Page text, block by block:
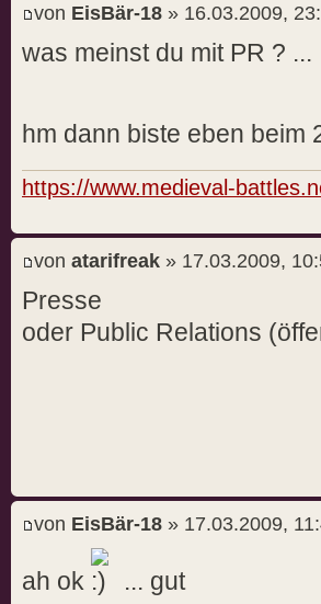
von EisBär-18 » 16.03.2009,
was meinst du mit PR ? ...
hm dann biste eben beim
https://www.medieval-
von atarifreak » 17.03.2009,
Presse
oder Public Relations
von EisBär-18 » 17.03.2009,
ah ok ... gut